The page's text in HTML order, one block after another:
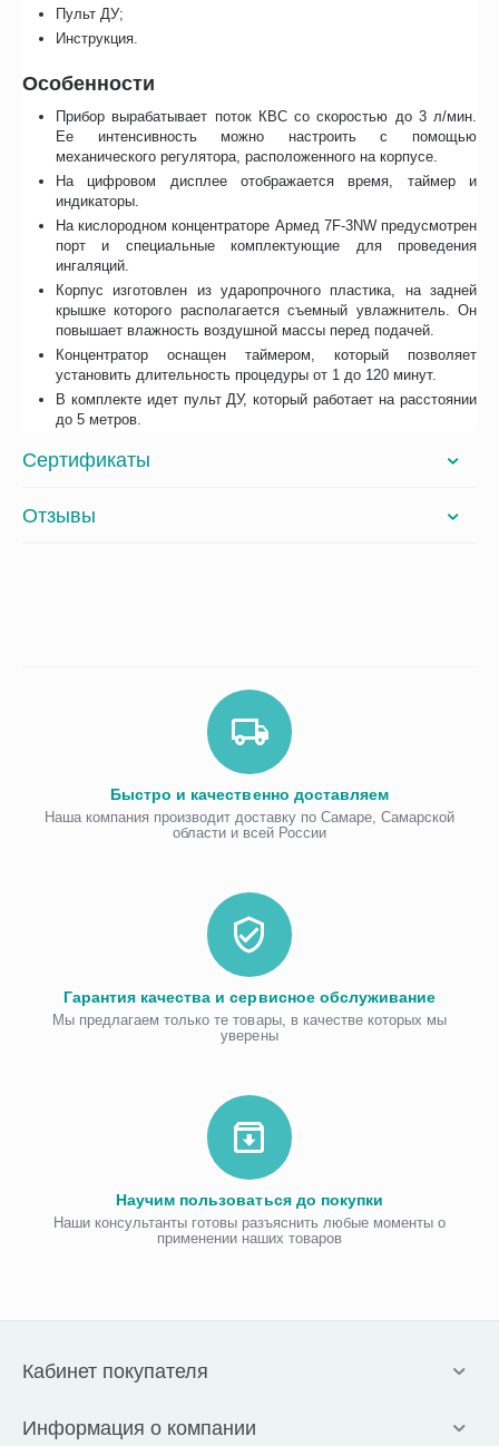
Пульт ДУ;
Инструкция.
Особенности
Прибор вырабатывает поток КВС со скоростью до 3 л/мин.
Ее интенсивность можно настроить с помощью
механического регулятора, расположенного на корпусе.
На цифровом дисплее отображается время, таймер и
индикаторы.
На кислородном концентраторе Армед 7F-3NW предусмотрен
порт и специальные комплектующие для проведения
ингаляций.
Корпус изготовлен из ударопрочного пластика, на задней
крышке которого располагается съемный увлажнитель. Он
повышает влажность воздушной массы перед подачей.
Концентратор оснащен таймером, который позволяет
установить длительность процедуры от 1 до 120 минут.
В комплекте идет пульт ДУ, который работает на расстоянии
до 5 метров.
Сертификаты
Отзывы
Быстро и качественно доставляем
Наша компания производит доставку по Самаре, Самарской
области и всей России
Гарантия качества и сервисное обслуживание
Мы предлагаем только те товары, в качестве которых мы
уверены
Научим пользоваться до покупки
Наши консультанты готовы разъяснить любые моменты о
применении наших товаров
Кабинет покупателя
Информация о компании